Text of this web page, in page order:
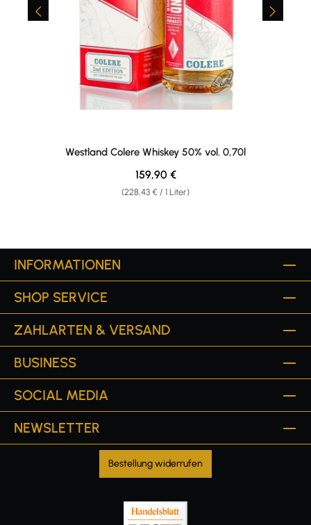
Westland Colere Whiskey 50% vol. 0,70l
(228,43 € / 1 Liter)
Regulärer Preis:
159,90 €
INFORMATIONEN
SHOP SERVICE
ZAHLARTEN & VERSAND
BUSINESS
SOCIAL MEDIA
NEWSLETTER
Bestellung widerrufen